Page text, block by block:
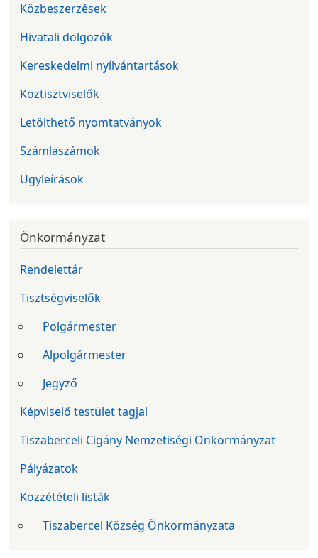
Közbeszerzések
Hivatali dolgozók
Kereskedelmi nyílvántartások
Köztisztviselők
Letölthető nyomtatványok
Számlaszámok
Ügyleírások
Önkormányzat
Rendelettár
Tisztségviselők
Polgármester
Alpolgármester
Jegyző
Képviselő testület tagjai
Tiszaberceli Cigány Nemzetiségi Önkormányzat
Pályázatok
Közzétételi listák
Tiszabercel Község Önkormányzata